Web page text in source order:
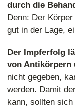
durch die
Denn: Der
gut in der Lage,
Der Impferfolg
von Antikörpern
nicht gegeben,
werden. Damit
kann, sollten sich